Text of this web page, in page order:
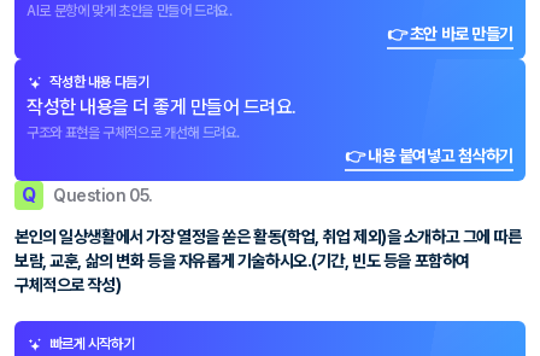
AI로 문항에 맞게 초안을 만들어 드려요.
👉 초안 바로 만들기
작성한 내용 다듬기
작성한 내용을 더 좋게 만들어 드려요.
구조와 표현을 구체적으로 개선해 드려요.
👉 내용 붙여넣고 첨삭하기
Q Question 05.
본인의 일상생활에서 가장 열정을 쏟은 활동(학업, 취업 제외)을 소개하고 그에 따른
보람, 교훈, 삶의 변화 등을 자유롭게 기술하시오.(기간, 빈도 등을 포함하여
구체적으로 작성)
빠르게 시작하기